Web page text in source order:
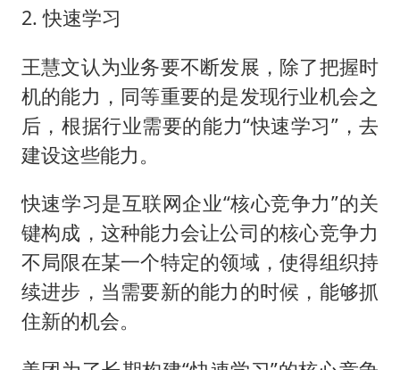
2. 快速学习
王慧文认为业务要不断发展，除了把握时
机的能力，同等重要的是发现行业机会之
后，根据行业需要的能力“快速学习”，去
建设这些能力。
快速学习是互联网企业“核心竞争力”的关
键构成，这种能力会让公司的核心竞争力
不局限在某一个特定的领域，使得组织持
续进步，当需要新的能力的时候，能够抓
住新的机会。